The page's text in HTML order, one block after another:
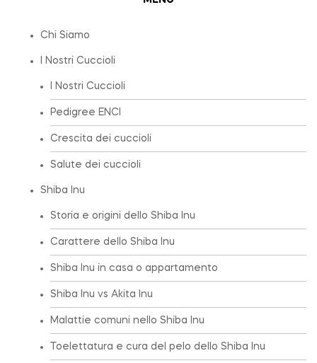
Chi Siamo
I Nostri Cuccioli
I Nostri Cuccioli
Pedigree ENCI
Crescita dei cuccioli
Salute dei cuccioli
Shiba Inu
Storia e origini dello Shiba Inu
Carattere dello Shiba Inu
Shiba Inu in casa o appartamento
Shiba Inu vs Akita Inu
Malattie comuni nello Shiba Inu
Toelettatura e cura del pelo dello Shiba Inu